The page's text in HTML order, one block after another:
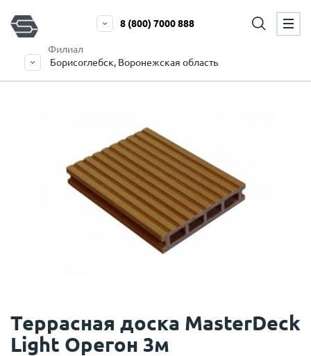
Филиал
Борисоглебск, Воронежская область
8 (800) 7000 888
Террасная доска MasterDeck
Light Орегон 3м